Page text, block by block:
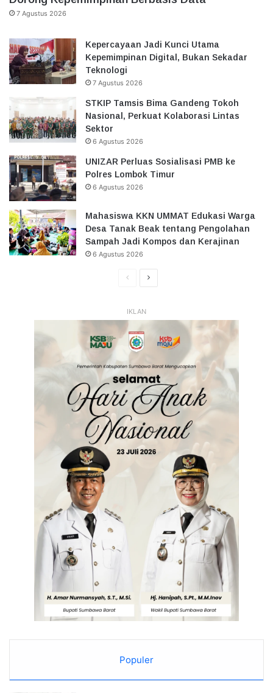
7 Agustus 2026
Kepercayaan Jadi Kunci Utama
Kepemimpinan Digital, Bukan Sekadar
Teknologi
7 Agustus 2026
STKIP Tamsis Bima Gandeng Tokoh
Nasional, Perkuat Kolaborasi Lintas
Sektor
6 Agustus 2026
UNIZAR Perluas Sosialisasi PMB ke
Polres Lombok Timur
6 Agustus 2026
Mahasiswa KKN UMMAT Edukasi Warga
Desa Tanak Beak tentang Pengolahan
Sampah Jadi Kompos dan Kerajinan
6 Agustus 2026
HalamanHalaman
IKLAN
Populer